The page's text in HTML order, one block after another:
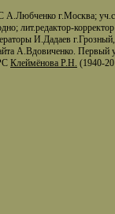
А.Любченко г.Москва;
лит.редактор-
И.Дадаев
А.Вдовиченко. Первый
Клеймёнова Р.Н. (1940-